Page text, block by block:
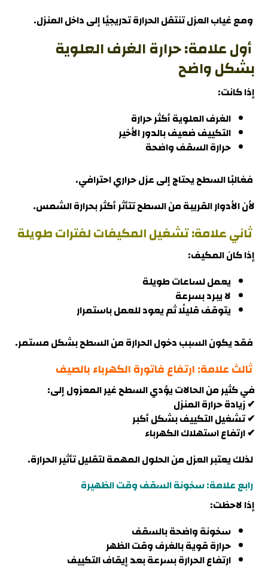
ومع غياب العزل تنتقل الحرارة تدريجيًا إلى داخل المنزل.
أول علامة: حرارة الغرف العلوية
بشكل واضح
إذا كانت:
الغرف العلوية أكثر حرارة
التكييف ضعيف بالدور الأخير
حرارة السقف واضحة
فغالبًا السطح يحتاج إلى عزل حراري احترافي.
لأن الأدوار القريبة من السطح تتأثر أكثر بحرارة الشمس.
ثاني علامة: تشغيل المكيفات لفترات طويلة
إذا كان المكيف:
يعمل لساعات طويلة
لا يبرد بسرعة
يتوقف قليلًا ثم يعود للعمل باستمرار
فقد يكون السبب دخول الحرارة من السطح بشكل مستمر.
ثالث علامة: ارتفاع فاتورة الكهرباء بالصيف
في كثير من الحالات يؤدي السطح غير المعزول إلى:
✔ زيادة حرارة المنزل
✔ تشغيل التكييف بشكل أكبر
✔ ارتفاع استهلاك الكهرباء
لذلك يعتبر العزل من الحلول المهمة لتقليل تأثير الحرارة.
رابع علامة: سخونة السقف وقت الظهيرة
إذا لاحظت:
سخونة واضحة بالسقف
حرارة قوية بالغرف وقت الظهر
ارتفاع الحرارة بسرعة بعد إيقاف التكييف